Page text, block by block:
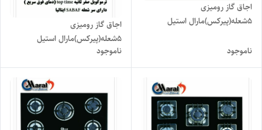
اجاق گاز رومیزی
۵شعله(پیرکس)مارال استیل
ناموجود
اجاق گاز رومیزی
۵شعله(پیرکس)مارال استیل
مدل۶۵۰۲۰
ناموجود